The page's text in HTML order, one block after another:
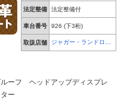
法定整備 法定整備付
車台番号 926 (下3桁)
取扱店舗
ジャガー・ランドロー
バー 名古屋中央
ーフ ヘッドアップディスプレ
ー